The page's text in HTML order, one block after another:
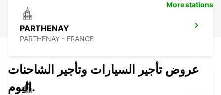
PARTHENAY
PARTHENAY - FRANCE
More stations
عروض تأجير السيارات وتأجير الشاحنات
اليوم.